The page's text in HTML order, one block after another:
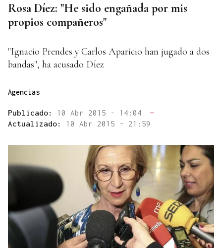
Rosa Díez: "He sido engañada por mis
propios compañeros"
"Ignacio Prendes y Carlos Aparicio han jugado a dos
bandas", ha acusado Díez
Agencias
Publicado: 10 Abr 2015 - 14:04
—
Actualizado: 10 Abr 2015 - 21:59